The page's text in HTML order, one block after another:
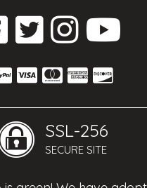
SSL-256
SECURE SITE